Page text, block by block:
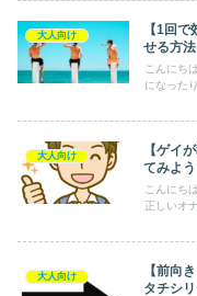
大人向け
【1回
せる方法
こんにち
になった
大人向け
【ゲイ
てみよう
こんにち
正しいオ
大人向け
【前向
タチシ